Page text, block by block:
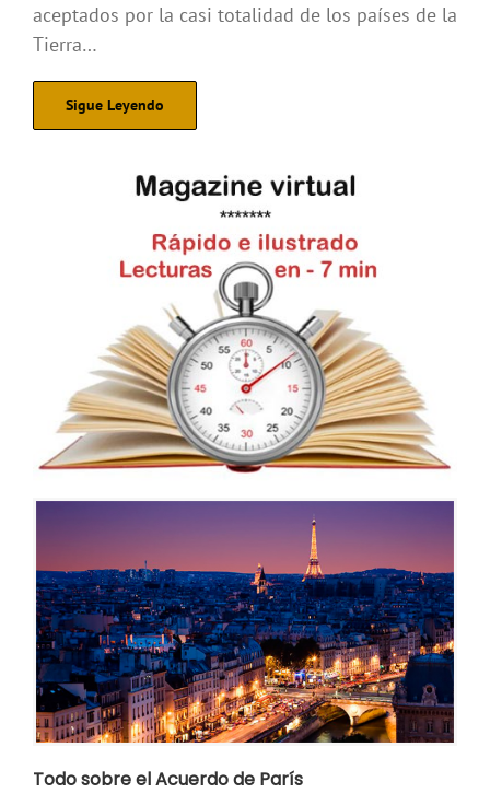
aceptados por la casi totalidad de los países de la
Tierra…
Sigue Leyendo
Todo sobre el Acuerdo de París